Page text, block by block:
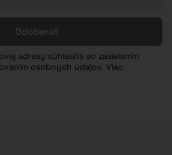
Odoberať
adresy súhlasíte so zasielaním
osobných údajov. Viac